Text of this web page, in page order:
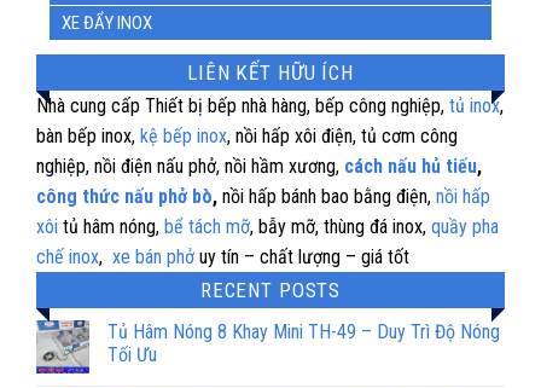
XE ĐẨY INOX
LIÊN KẾT HỮU ÍCH
Nhà cung cấp Thiết bị bếp nhà hàng, bếp công nghiệp, tủ inox,
bàn bếp inox, kệ bếp inox, nồi hấp xôi điện, tủ cơm công
nghiệp, nồi điện nấu phở, nồi hầm xương, cách nấu hủ tiếu,
công thức nấu phở bò, nồi hấp bánh bao bằng điện, nồi hấp
xôi tủ hâm nóng, bể tách mỡ, bẫy mỡ, thùng đá inox, quầy pha
chế inox, xe bán phở uy tín – chất lượng – giá tốt
RECENT POSTS
Tủ Hâm Nóng 8 Khay Mini TH-49 – Duy Trì Độ Nóng
Tối Ưu